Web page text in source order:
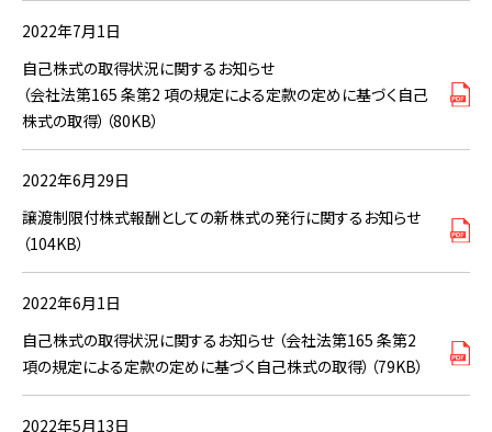
2022年7月1日
自己株式の取得状況に関するお知らせ
（会社法第165 条第2 項の規定による定款の定めに基づく自己
株式の取得）（80KB）
2022年6月29日
譲渡制限付株式報酬としての新株式の発行に関するお知らせ
（104KB）
2022年6月1日
自己株式の取得状況に関するお知らせ （会社法第165 条第2
項の規定による定款の定めに基づく自己株式の取得）（79KB）
2022年5月13日